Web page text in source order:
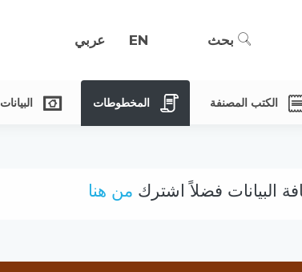
بحث EN عربي
الكتب المصنفة المخطوطات البيانات
البيانات فضلاً اشترك من هنا